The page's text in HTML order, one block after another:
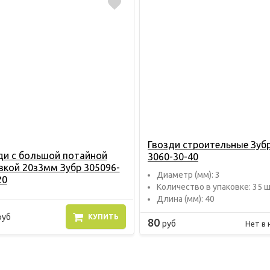
с большой потайной
20з3мм Зубр 305096-
КУПИТЬ
Гвозди строительные
3060-30-40
Диаметр (мм): 3
Количество в упаковке: 35
Длина (мм): 40
80 руб Нет в